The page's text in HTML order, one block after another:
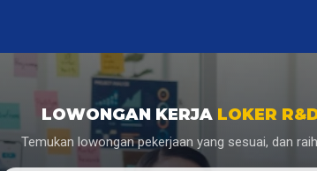
LOWONGAN KERJA LOKER
Temukan lowongan pekerjaan yang sesuai, dan